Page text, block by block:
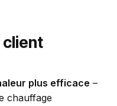
client
plus efficace –
chauffage